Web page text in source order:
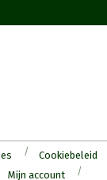
Cookiebeleid
Mijn account